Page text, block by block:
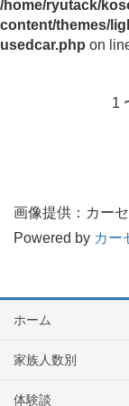
/home/ryutack/
content/themes/
usedcar.php on
1
画像提供：カー
Powered by カー
ホーム
家族人数別
体験談